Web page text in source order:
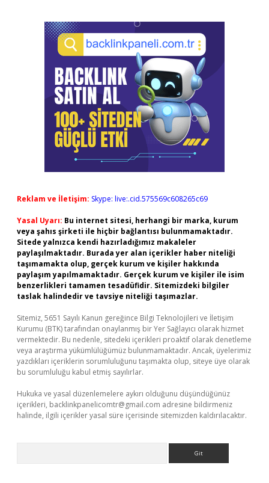
Reklam ve İletişim: Skype: live:.cid.575569c608265c69
Yasal Uyarı: Bu internet sitesi, herhangi bir marka, kurum
veya şahıs şirketi ile hiçbir bağlantısı bulunmamaktadır.
Sitede yalnızca kendi hazırladığımız makaleler
paylaşılmaktadır. Burada yer alan içerikler haber niteliği
taşımamakta olup, gerçek kurum ve kişiler hakkında
paylaşım yapılmamaktadır. Gerçek kurum ve kişiler ile isim
benzerlikleri tamamen tesadüfidir. Sitemizdeki bilgiler
taslak halindedir ve tavsiye niteliği taşımazlar.
Sitemiz, 5651 Sayılı Kanun gereğince Bilgi Teknolojileri ve İletişim
Kurumu (BTK) tarafından onaylanmış bir Yer Sağlayıcı olarak hizmet
vermektedir. Bu nedenle, sitedeki içerikleri proaktif olarak denetleme
veya araştırma yükümlülüğümüz bulunmamaktadır. Ancak, üyelerimiz
yazdıkları içeriklerin sorumluluğunu taşımakta olup, siteye üye olarak
bu sorumluluğu kabul etmiş sayılırlar.
Hukuka ve yasal düzenlemelere aykırı olduğunu düşündüğünüz
içerikleri, backlinkpanelicomtr@gmail.com adresine bildirmeniz
halinde, ilgili içerikler yasal süre içerisinde sitemizden kaldırılacaktır.